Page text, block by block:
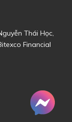
Thái Học,
Financial